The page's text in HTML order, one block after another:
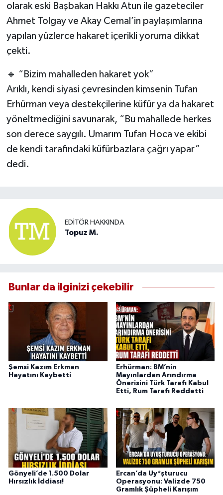
olarak eski Başbakan Hakkı Atun ile gazeteciler
Ahmet Tolgay ve Akay Cemal’in paylaşımlarına
yapılan yüzlerce hakaret içerikli yoruma dikkat
çekti.
🔹 “Bizim mahalleden hakaret yok”
Arıklı, kendi siyasi çevresinden kimsenin Tufan
Erhürman veya destekçilerine küfür ya da hakaret
yöneltmediğini savunarak, “Bu mahallede herkes
son derece saygılı. Umarım Tufan Hoca ve ekibi
de kendi tarafındaki küfürbazlara çağrı yapar”
dedi.
EDITÖR HAKKINDA
Topuz M.
Bunlar da ilginizi çekebilir
Şemsi Kazım Erkman
Hayatını Kaybetti
Erhürman: BM’nin
Mayınlardan Arındırma
Önerisini Türk Tarafı Kabul
Etti, Rum Tarafı Reddetti
Gönyeli’de 1.500 Dolar
Hırsızlık İddiası!
Ercan’da Uy*şturucu
Operasyonu: Valizde 750
Gramlık Şüpheli Karışım